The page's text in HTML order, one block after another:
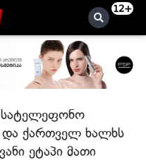
12+
სატელეფონო
და ქართველ ხალხს
ეტაპი მათი